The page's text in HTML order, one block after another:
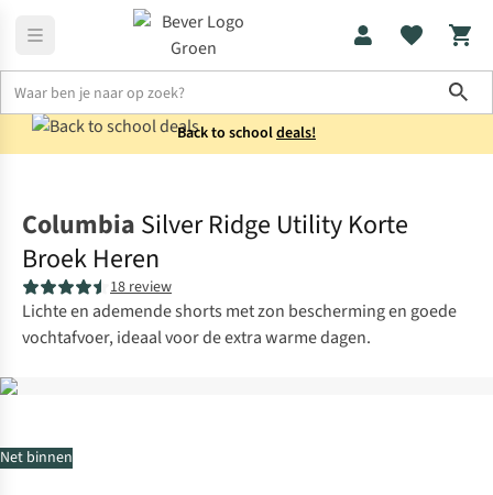
Back to schooldeals!
Net binnen
Columbia Silver Ridge Utility Korte
Broek Heren
18 review
Lichte en ademende shorts met zon bescherming en goede
vochtafvoer, ideaal voor de extra warme dagen.